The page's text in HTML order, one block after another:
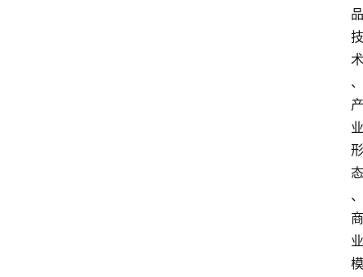
品
技
术
、
产
业
形
态
、
商
业
模